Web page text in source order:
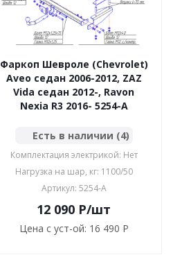
Фаркоп Шевроле (Chevrolet)
Aveo седан 2006-2012, ZAZ
Vida седан 2012-, Ravon
Nexia R3 2016- 5254-A
Есть в наличии (4)
Комплектация электрикой: Нет
Нагрузка на шар, кг: 1100/50
Артикул: 5254-A
12 090 P/шт
Цена с уст-ой: 16 490 P